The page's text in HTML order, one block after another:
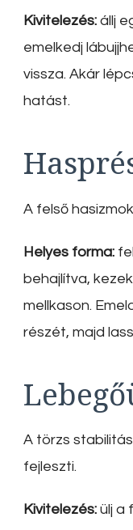
Kivitelezés: állj
emelkedj
vissza. Akár
hatást.
A felső
Helyes forma:
behajlítva,
mellkason.
részét, majd
A törzs
fejleszti.
Kivitelezés: ülj a